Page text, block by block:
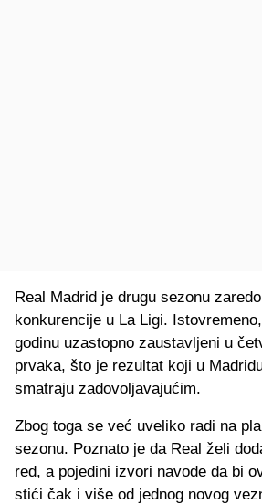
Real Madrid je drugu sezonu
konkurencije u La Ligi.
godinu uzastopno zaustavljeni u
prvaka, što je rezultat koji u
smatraju zadovoljavajućim.
Zbog toga se već uveliko radi na
sezonu. Poznato je da Real želi
red, a pojedini izvori navode da bi
stići čak i više od jednog novog